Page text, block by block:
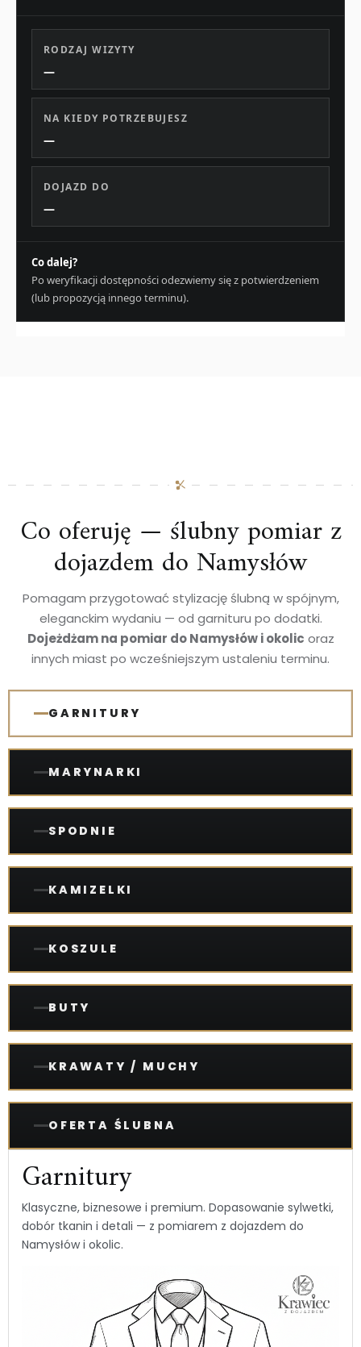
RODZAJ WIZYTY
—
NA KIEDY POTRZEBUJESZ
—
DOJAZD DO
—
Co dalej?
Po weryfikacji dostępności odezwiemy się z potwierdzeniem
(lub propozycją innego terminu).
Co oferuję — ślubny pomiar z
dojazdem do Namysłów
Pomagam przygotować stylizację ślubną w spójnym,
eleganckim wydaniu — od garnituru po dodatki.
Dojeżdżam na pomiar do Namysłów i okolic oraz
innych miast po wcześniejszym ustaleniu terminu.
GARNITURY
MARYNARKI
SPODNIE
KAMIZELKI
KOSZULE
BUTY
KRAWATY / MUCHY
OFERTA ŚLUBNA
Garnitury
Klasyczne, biznesowe i premium. Dopasowanie sylwetki,
dobór tkanin i detali — z pomiarem z dojazdem do
Namysłów i okolic.